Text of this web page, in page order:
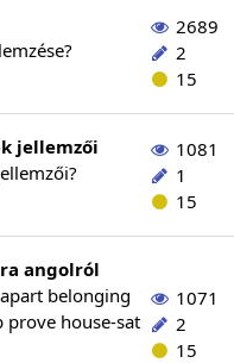
2689
2
15
jellemzői
1081
1
15
angolról
belonging
prove house-sat
1071
2
15